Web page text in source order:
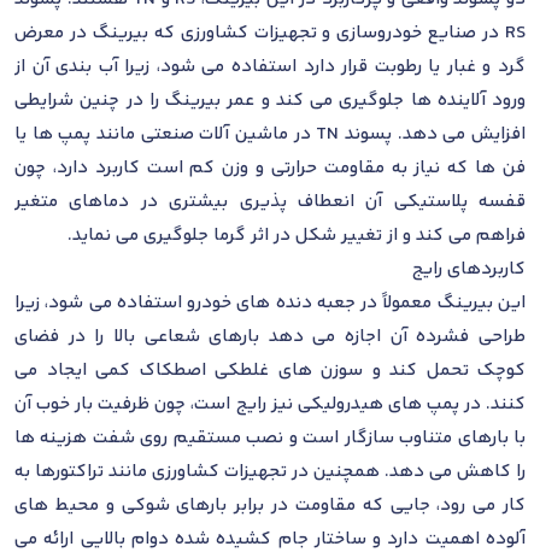
RS در صنایع خودروسازی و تجهیزات کشاورزی که بیرینگ در معرض
گرد و غبار یا رطوبت قرار دارد استفاده می شود، زیرا آب بندی آن از
ورود آلاینده ها جلوگیری می کند و عمر بیرینگ را در چنین شرایطی
افزایش می دهد. پسوند TN در ماشین آلات صنعتی مانند پمپ ها یا
فن ها که نیاز به مقاومت حرارتی و وزن کم است کاربرد دارد، چون
قفسه پلاستیکی آن انعطاف پذیری بیشتری در دماهای متغیر
فراهم می کند و از تغییر شکل در اثر گرما جلوگیری می نماید.
کاربردهای رایج
این بیرینگ معمولاً در جعبه دنده های خودرو استفاده می شود، زیرا
طراحی فشرده آن اجازه می دهد بارهای شعاعی بالا را در فضای
کوچک تحمل کند و سوزن های غلطکی اصطکاک کمی ایجاد می
کنند. در پمپ های هیدرولیکی نیز رایج است، چون ظرفیت بار خوب آن
با بارهای متناوب سازگار است و نصب مستقیم روی شفت هزینه ها
را کاهش می دهد. همچنین در تجهیزات کشاورزی مانند تراکتورها به
کار می رود، جایی که مقاومت در برابر بارهای شوکی و محیط های
آلوده اهمیت دارد و ساختار جام کشیده شده دوام بالایی ارائه می